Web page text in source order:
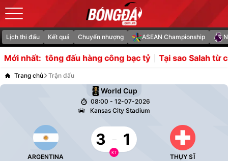
Lịch thi đấu Kết quả Chuyển nhượng ASEAN Championship
Mới nhất:đấu hàng công bạc tỷ Tại sao Salah từ chối kho
Trang chủ Trận đấu
World Cup
08:00 - 12-07-2026
Kansas City Stadium
ARGENTINA
3 - 1
KT
THỤY SĨ